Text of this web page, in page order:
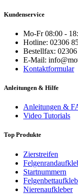
Kundenservice
Mo-Fr 08:00 -
Hotline: 02306
Bestellfax:
E-Mail:
Kontaktformular
Anleitungen & Hilfe
Anleitungen &
Video Tutorials
Top Produkte
Zierstreifen
Startnummern
Nierenaufkleber